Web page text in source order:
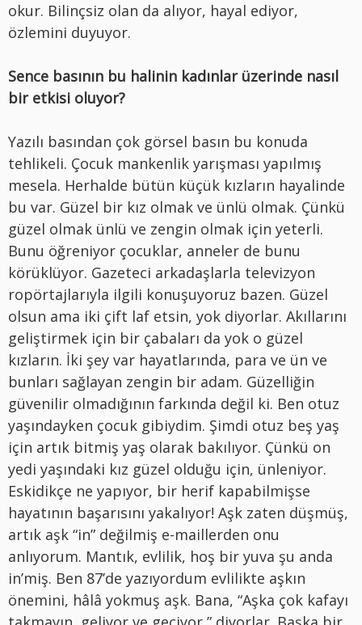
okur. Bilinçsiz olan da alıyor, hayal ediyor,
özlemini duyuyor.
Sence basının bu halinin kadınlar üzerinde nasıl
bir etkisi oluyor?
Yazılı basından çok görsel basın bu konuda
tehlikeli. Çocuk mankenlik yarışması yapılmış
mesela. Herhalde bütün küçük kızların hayalinde
bu var. Güzel bir kız olmak ve ünlü olmak. Çünkü
güzel olmak ünlü ve zengin olmak için yeterli.
Bunu öğreniyor çocuklar, anneler de bunu
körüklüyor. Gazeteci arkadaşlarla televizyon
ropörtajlarıyla ilgili konuşuyoruz bazen. Güzel
olsun ama iki çift laf etsin, yok diyorlar. Akıllarını
geliştirmek için bir çabaları da yok o güzel
kızların. İki şey var hayatlarında, para ve ün ve
bunları sağlayan zengin bir adam. Güzelliğin
güvenilir olmadığının farkında değil ki. Ben otuz
yaşındayken çocuk gibiydim. Şimdi otuz beş yaş
için artık bitmiş yaş olarak bakılıyor. Çünkü on
yedi yaşındaki kız güzel olduğu için, ünleniyor.
Eskidikçe ne yapıyor, bir herif kapabilmişse
hayatının başarısını yakalıyor! Aşk zaten düşmüş,
artık aşk “in” değilmiş e-maillerden onu
anlıyorum. Mantık, evlilik, hoş bir yuva şu anda
in’miş. Ben 87’de yazıyordum evlilikte aşkın
önemini, hâlâ yokmuş aşk. Bana, “Aşka çok kafayı